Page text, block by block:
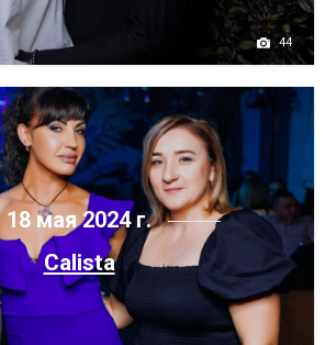
44
18 мая 2024 г.
Calista